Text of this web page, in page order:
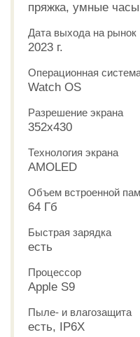
пряжка, умные часы
Дата выхода на рынок
2023 г.
Операционная
Watch OS
Разрешение экрана
352х430
Технология экрана
AMOLED
Объем встроенной
64 Гб
Быстрая зарядка
есть
Процессор
Apple S9
Пыле- и влагозащита
есть, IP6X